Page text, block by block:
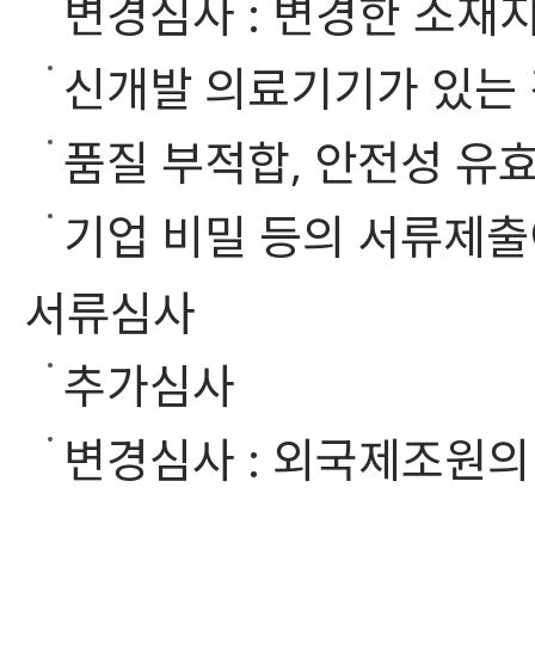
변경심사 : 변경한 소재
신개발 의료기기가 있는
품질 부적합, 안전성 유
기업 비밀 등의 서류제
서류심사
추가심사
변경심사 : 외국제조원